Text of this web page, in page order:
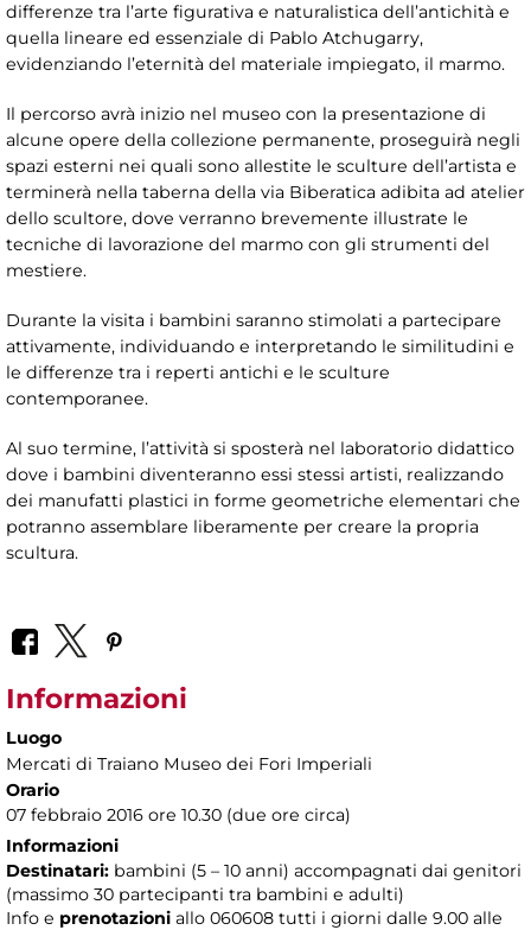
differenze tra l’arte figurativa e naturalistica dell’antichità e
quella lineare ed essenziale di Pablo Atchugarry,
evidenziando l’eternità del materiale impiegato, il marmo.
Il percorso avrà inizio nel museo con la presentazione di
alcune opere della collezione permanente, proseguirà negli
spazi esterni nei quali sono allestite le sculture dell’artista e
terminerà nella taberna della via Biberatica adibita ad atelier
dello scultore, dove verranno brevemente illustrate le
tecniche di lavorazione del marmo con gli strumenti del
mestiere.
Durante la visita i bambini saranno stimolati a partecipare
attivamente, individuando e interpretando le similitudini e
le differenze tra i reperti antichi e le sculture
contemporanee.
Al suo termine, l’attività si sposterà nel laboratorio didattico
dove i bambini diventeranno essi stessi artisti, realizzando
dei manufatti plastici in forme geometriche elementari che
potranno assemblare liberamente per creare la propria
scultura.
Informazioni
Luogo
Mercati di Traiano Museo dei Fori Imperiali
Orario
07 febbraio 2016 ore 10.30 (due ore circa)
Informazioni
Destinatari: bambini (5 – 10 anni) accompagnati dai genitori
(massimo 30 partecipanti tra bambini e adulti)
Info e prenotazioni allo 060608 tutti i giorni dalle 9.00 alle